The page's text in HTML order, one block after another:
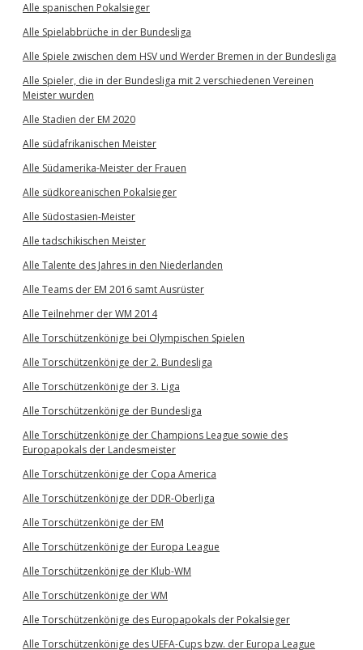
Alle spanischen Pokalsieger
Alle Spielabbrüche in der Bundesliga
Alle Spiele zwischen dem HSV und Werder Bremen in der Bundesliga
Alle Spieler, die in der Bundesliga mit 2 verschiedenen Vereinen
Meister wurden
Alle Stadien der EM 2020
Alle südafrikanischen Meister
Alle Südamerika-Meister der Frauen
Alle südkoreanischen Pokalsieger
Alle Südostasien-Meister
Alle tadschikischen Meister
Alle Talente des Jahres in den Niederlanden
Alle Teams der EM 2016 samt Ausrüster
Alle Teilnehmer der WM 2014
Alle Torschützenkönige bei Olympischen Spielen
Alle Torschützenkönige der 2. Bundesliga
Alle Torschützenkönige der 3. Liga
Alle Torschützenkönige der Bundesliga
Alle Torschützenkönige der Champions League sowie des
Europapokals der Landesmeister
Alle Torschützenkönige der Copa America
Alle Torschützenkönige der DDR-Oberliga
Alle Torschützenkönige der EM
Alle Torschützenkönige der Europa League
Alle Torschützenkönige der Klub-WM
Alle Torschützenkönige der WM
Alle Torschützenkönige des Europapokals der Pokalsieger
Alle Torschützenkönige des UEFA-Cups bzw. der Europa League